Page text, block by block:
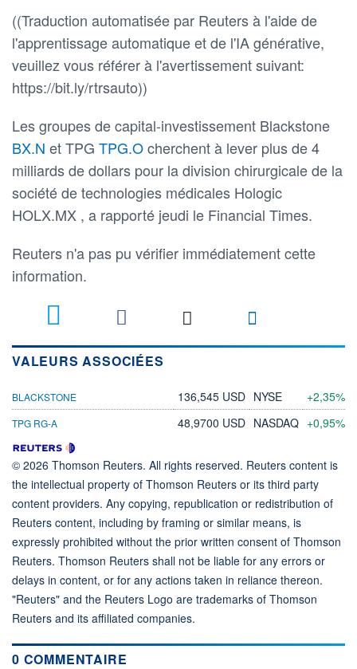
((Traduction automatisée par Reuters à l'aide de
l'apprentissage automatique et de l'IA générative,
veuillez vous référer à l'avertissement suivant:
https://bit.ly/rtrsauto))
Les groupes de capital-investissement Blackstone
BX.N et TPG TPG.Ocherchent à lever plus de 4
milliards de dollars pour la division chirurgicale de la
société de technologies médicales Hologic
HOLX.MX , a rapporté jeudi le Financial Times.
Reuters n'a pas pu vérifier immédiatement cette
information.
VALEURS ASSOCIÉES
BLACKSTONE 136,545 USD NYSE +2,35%
TPG RG-A 48,9700 USD NASDAQ +0,95%
© 2026 Thomson Reuters. All rights reserved. Reuters content is
the intellectual property of Thomson Reuters or its third party
content providers. Any copying, republication or redistribution of
Reuters content, including by framing or similar means, is
expressly prohibited without the prior written consent of Thomson
Reuters. Thomson Reuters shall not be liable for any errors or
delays in content, or for any actions taken in reliance thereon.
"Reuters" and the Reuters Logo are trademarks of Thomson
Reuters and its affiliated companies.
0 COMMENTAIRE